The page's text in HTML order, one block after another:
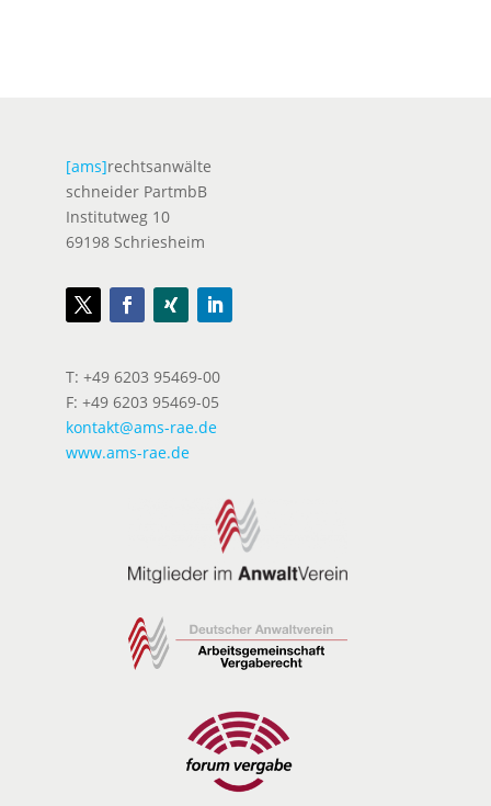
[ams]rechtsanwälte
schneider PartmbB
Institutweg 10
69198 Schriesheim
T: +49 6203 95469-00
F: +49 6203 95469-05
kontakt@ams-rae.de
www.ams-rae.de